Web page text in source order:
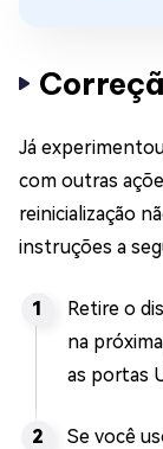
Já
com outras
reinicialização
instruções a
Retire o
na
as portas
Se você